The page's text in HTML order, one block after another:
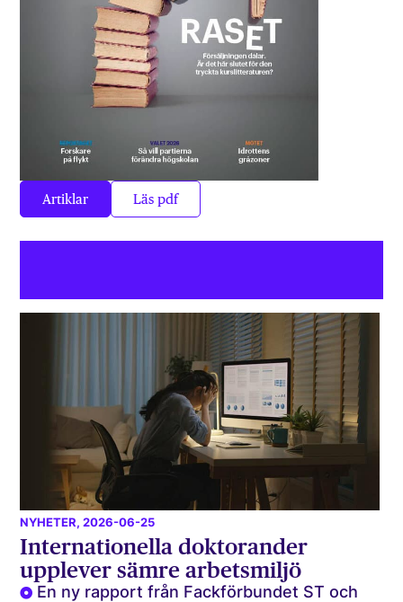
Artiklar Läs pdf
NYHETER, 2026-06-25
Internationella doktorander
upplever sämre arbetsmiljö
En ny rapport från Fackförbundet ST och